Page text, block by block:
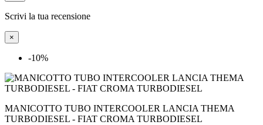
Scrivi la tua recensione
×
-10%
MANICOTTO TUBO INTERCOOLER LANCIA THEMA
TURBODIESEL - FIAT CROMA TURBODIESEL